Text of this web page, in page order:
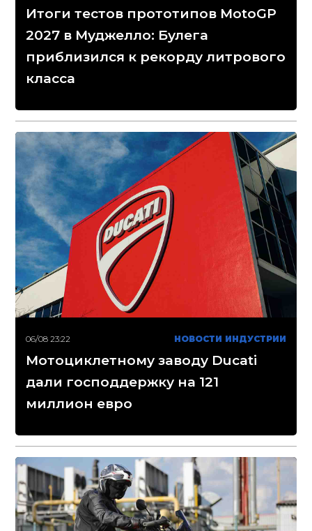
Итоги тестов прототипов MotoGP
2027 в Муджелло: Булега
приблизился к рекорду литрового
класса
06/08 23:22 НОВОСТИ ИНДУСТРИИ
Мотоциклетному заводу Ducati
дали господдержку на 121
миллион евро